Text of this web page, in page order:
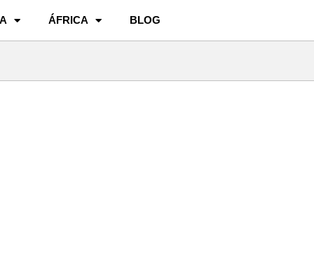
ÁFRICA BLOG